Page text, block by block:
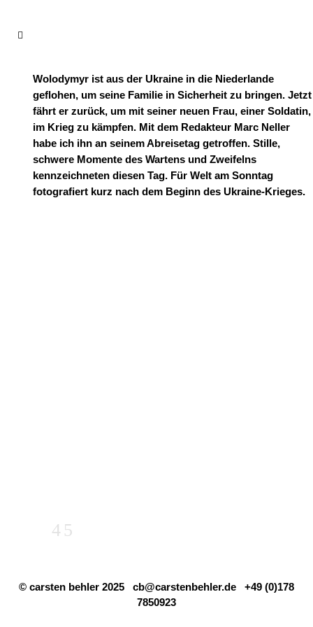
Wolodymyr ist aus der Ukraine in die Niederlande
geflohen, um seine Familie in Sicherheit zu bringen. Jetzt
fährt er zurück, um mit seiner neuen Frau, einer Soldatin,
im Krieg zu kämpfen. Mit dem Redakteur Marc Neller
habe ich ihn an seinem Abreisetag getroffen. Stille,
schwere Momente des Wartens und Zweifelns
kennzeichneten diesen Tag. Für Welt am Sonntag
fotografiert kurz nach dem Beginn des Ukraine-Krieges.
© carsten behler 2025 cb@carstenbehler.de +49 (0)178
7850923